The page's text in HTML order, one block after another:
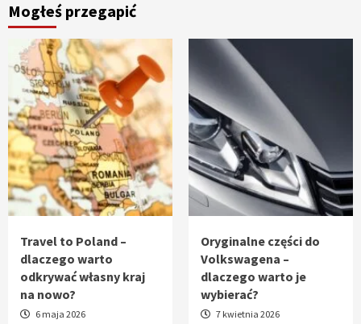
Mogłeś przegapić
Travel to Poland –
dlaczego warto
odkrywać własny kraj
na nowo?
6 maja 2026
Oryginalne części do
Volkswagena –
dlaczego warto je
wybierać?
7 kwietnia 2026